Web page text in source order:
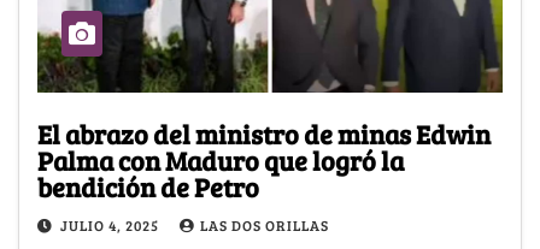
El abrazo del ministro de minas Edwin
Palma con Maduro que logró la
bendición de Petro
JULIO 4, 2025 LAS DOS ORILLAS